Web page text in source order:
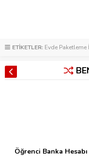
ETİKETLER: Evde
Öğrenci Banka Hesabı